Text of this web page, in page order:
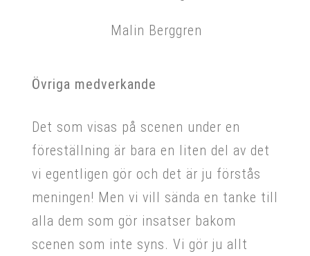
Malin Berggren
Övriga medverkande
Det som visas på scenen under en
föreställning är bara en liten del av det
vi egentligen gör och det är ju förstås
meningen! Men vi vill sända en tanke till
alla dem som gör insatser bakom
scenen som inte syns. Vi gör ju allt